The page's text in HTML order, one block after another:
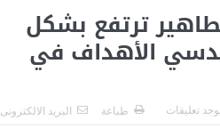
ترتفع بشكل
الأهداف في
تعليقات طباعة البريد الالكترونى